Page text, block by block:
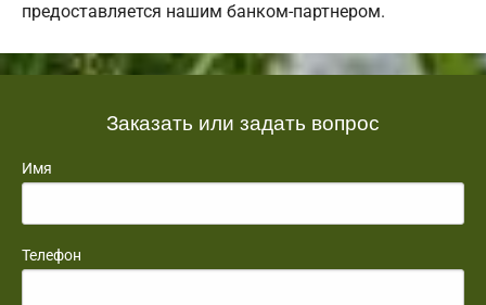
предоставляется нашим банком-партнером.
Заказать или задать вопрос
Имя
Телефон